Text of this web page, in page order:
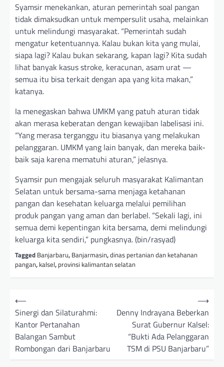
Syamsir menekankan, aturan pemerintah soal pangan
tidak dimaksudkan untuk mempersulit usaha, melainkan
untuk melindungi masyarakat. “Pemerintah sudah
mengatur ketentuannya. Kalau bukan kita yang mulai,
siapa lagi? Kalau bukan sekarang, kapan lagi? Kita sudah
lihat banyak kasus stroke, keracunan, asam urat —
semua itu bisa terkait dengan apa yang kita makan,”
katanya.
Ia menegaskan bahwa UMKM yang patuh aturan tidak
akan merasa keberatan dengan kewajiban labelisasi ini.
“Yang merasa terganggu itu biasanya yang melakukan
pelanggaran. UMKM yang lain banyak, dan mereka baik-
baik saja karena mematuhi aturan,” jelasnya.
Syamsir pun mengajak seluruh masyarakat Kalimantan
Selatan untuk bersama-sama menjaga ketahanan
pangan dan kesehatan keluarga melalui pemilihan
produk pangan yang aman dan berlabel. “Sekali lagi, ini
semua demi kepentingan kita bersama, demi melindungi
keluarga kita sendiri,” pungkasnya. (bin/rasyad)
Tagged Banjarbaru, Banjarmasin,dinas pertanian dan ketahanan
pangan, kalsel, provinsi kalimantan selatan
N
g
⟵
Sinergi dan Silaturahmi:
Kantor Pertanahan
Balangan Sambut
Rombongan dari Banjarbaru
Denny Indrayana Beberkan
Surat Gubernur Kalsel:
“Bukti Ada Pelanggaran
TSM di PSU Banjarbaru”
⟶